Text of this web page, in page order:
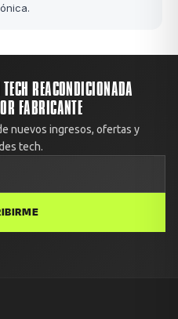
REACONDICIONADA
FABRICANTE
nuevos ingresos, ofertas y
tech.